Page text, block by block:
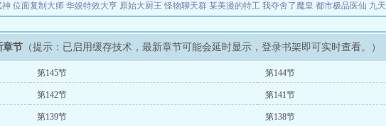
神 位面复制大师 华娱特效大亨 原始大厨王 怪物聊天群 某美漫的特工 我夺舍了魔皇 都市极品医仙 九天
章节 （提示：已启用缓存技术，最新章节可能会延时显示，登录书架即可实时查看。）
第145节 第144节
第142节 第141节
第139节 第138节